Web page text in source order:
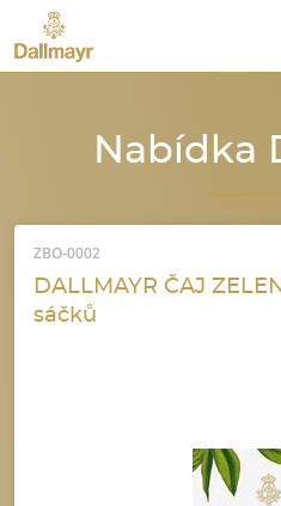
Nabídka
ZBO-0002
DALLMAYR ČAJ
sáčků